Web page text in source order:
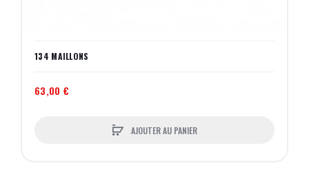
134 MAILLONS
63,00 €
AJOUTER AU PANIER